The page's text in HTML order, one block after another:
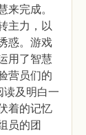
完成。
主力，以
惑。游戏
用了智慧
营员们的
及明白一
着的记忆
员的团